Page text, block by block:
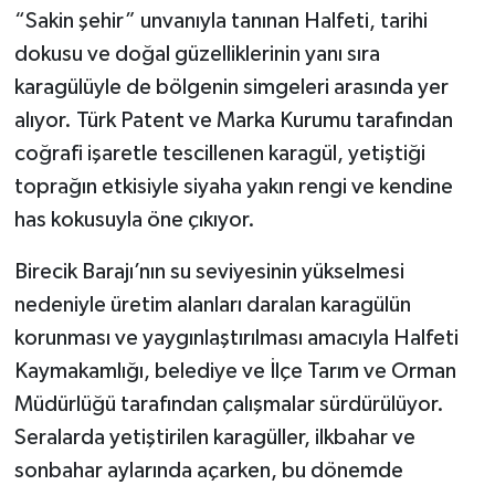
“Sakin şehir” unvanıyla tanınan Halfeti, tarihi
dokusu ve doğal güzelliklerinin yanı sıra
karagülüyle de bölgenin simgeleri arasında yer
alıyor. Türk Patent ve Marka Kurumu tarafından
coğrafi işaretle tescillenen karagül, yetiştiği
toprağın etkisiyle siyaha yakın rengi ve kendine
has kokusuyla öne çıkıyor.
Birecik Barajı’nın su seviyesinin yükselmesi
nedeniyle üretim alanları daralan karagülün
korunması ve yaygınlaştırılması amacıyla Halfeti
Kaymakamlığı, belediye ve İlçe Tarım ve Orman
Müdürlüğü tarafından çalışmalar sürdürülüyor.
Seralarda yetiştirilen karagüller, ilkbahar ve
sonbahar aylarında açarken, bu dönemde